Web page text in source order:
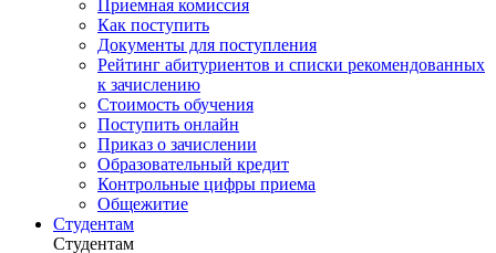
Приемная комиссия
Как поступить
Документы для поступления
Рейтинг абитуриентов и списки рекомендованных
к зачислению
Стоимость обучения
Поступить онлайн
Приказ о зачислении
Образовательный кредит
Контрольные цифры приема
Общежитие
Студентам
Студентам